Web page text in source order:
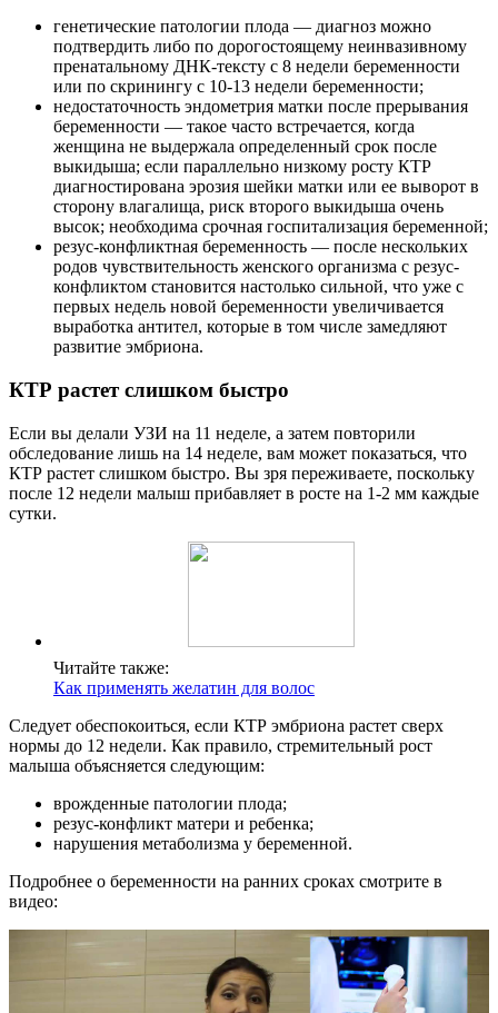
генетические патологии плода — диагноз можно
подтвердить либо по дорогостоящему неинвазивному
пренатальному ДНК-тексту с 8 недели беременности
или по скринингу с 10-13 недели беременности;
недостаточность эндометрия матки после прерывания
беременности — такое часто встречается, когда
женщина не выдержала определенный срок после
выкидыша; если параллельно низкому росту КТР
диагностирована эрозия шейки матки или ее выворот в
сторону влагалища, риск второго выкидыша очень
высок; необходима срочная госпитализация беременной;
резус-конфликтная беременность — после нескольких
родов чувствительность женского организма с резус-
конфликтом становится настолько сильной, что уже с
первых недель новой беременности увеличивается
выработка антител, которые в том числе замедляют
развитие эмбриона.
КТР растет слишком быстро
Если вы делали УЗИ на 11 неделе, а затем повторили
обследование лишь на 14 неделе, вам может показаться, что
КТР растет слишком быстро. Вы зря переживаете, поскольку
после 12 недели малыш прибавляет в росте на 1-2 мм каждые
сутки.
Читайте также:
Как применять желатин для волос
Следует обеспокоиться, если КТР эмбриона растет сверх
нормы до 12 недели. Как правило, стремительный рост
малыша объясняется следующим:
врожденные патологии плода;
резус-конфликт матери и ребенка;
нарушения метаболизма у беременной.
Подробнее о беременности на ранних сроках смотрите в
видео: